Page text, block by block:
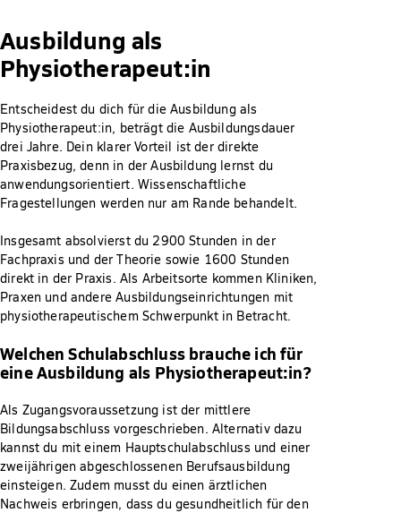
Ausbildung als
Physiotherapeut:in
Entscheidest du dich für die Ausbildung als
Physiotherapeut:in, beträgt die Ausbildungsdauer
drei Jahre. Dein klarer Vorteil ist der direkte
Praxisbezug, denn in der Ausbildung lernst du
anwendungsorientiert. Wissenschaftliche
Fragestellungen werden nur am Rande behandelt.
Insgesamt absolvierst du 2900 Stunden in der
Fachpraxis und der Theorie sowie 1600 Stunden
direkt in der Praxis. Als Arbeitsorte kommen Kliniken,
Praxen und andere Ausbildungseinrichtungen mit
physiotherapeutischem Schwerpunkt in Betracht.
Welchen Schulabschluss brauche ich für
eine Ausbildung als Physiotherapeut:in?
Als Zugangsvoraussetzung ist der mittlere
Bildungsabschluss vorgeschrieben. Alternativ dazu
kannst du mit einem Hauptschulabschluss und einer
zweijährigen abgeschlossenen Berufsausbildung
einsteigen. Zudem musst du einen ärztlichen
Nachweis erbringen, dass du gesundheitlich für den